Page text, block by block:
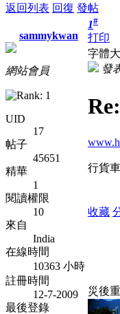
返回列表 回復 發帖
sammykwan
網站會員
UID
17
帖子
45651
精華
1
閱讀權限
10
來自
India
在線時間
10363 小時
註冊時間
12-7-2009
最後登錄
1#
打印
字體
發
行貨
收藏
災後